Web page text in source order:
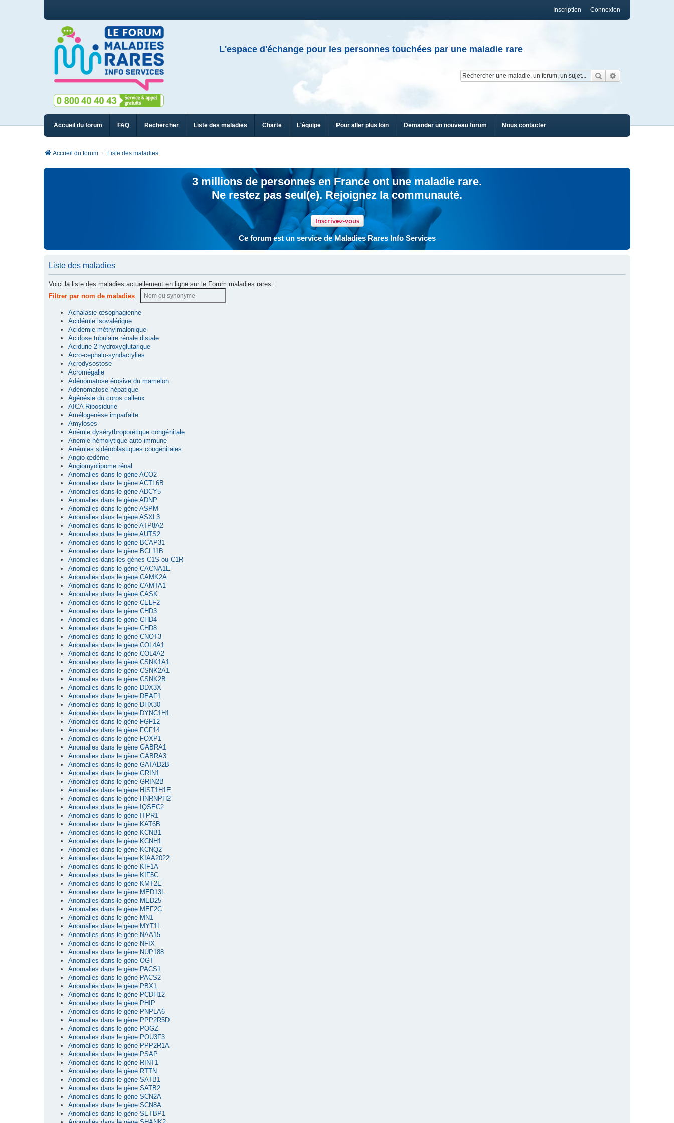
Connexion
Inscription
L'espace d'échange pour les personnes touchées par une maladie rare
Rechercher
Accueil du forum FAQ Rechercher Liste des maladies Charte L'équipe Pour aller plus loin Demander un nouveau forum Nous contacter
Accueil du forum Liste des maladies
3 millions de personnes en France ont une maladie rare.
Ne restez pas seul(e). Rejoignez la communauté.
Inscrivez-vous
Ce forum est un service de Maladies Rares Info Services
Liste des maladies
Voici la liste des maladies actuellement en ligne sur le Forum maladies rares :
Filtrer par nom de maladies
Achalasie œsophagienne
Acidémie isovalérique
Acidémie méthylmalonique
Acidose tubulaire rénale distale
Acidurie 2-hydroxyglutarique
Acro-cephalo-syndactylies
Acrodysostose
Acromégalie
Adénomatose érosive du mamelon
Adénomatose hépatique
Agénésie du corps calleux
AICA Ribosidurie
Amélogenèse imparfaite
Amyloses
Anémie dysérythropoïétique congénitale
Anémie hémolytique auto-immune
Anémies sidéroblastiques congénitales
Angio-œdème
Angiomyolipome rénal
Anomalies dans le gène ACO2
Anomalies dans le gène ACTL6B
Anomalies dans le gène ADCY5
Anomalies dans le gène ADNP
Anomalies dans le gène ASPM
Anomalies dans le gène ASXL3
Anomalies dans le gène ATP8A2
Anomalies dans le gène AUTS2
Anomalies dans le gène BCAP31
Anomalies dans le gène BCL11B
Anomalies dans les gènes C1S ou C1R
Anomalies dans le gène CACNA1E
Anomalies dans le gène CAMK2A
Anomalies dans le gène CAMTA1
Anomalies dans le gène CASK
Anomalies dans le gène CELF2
Anomalies dans le gène CHD3
Anomalies dans le gène CHD4
Anomalies dans le gène CHD8
Anomalies dans le gène CNOT3
Anomalies dans le gène COL4A1
Anomalies dans le gène COL4A2
Anomalies dans le gène CSNK1A1
Anomalies dans le gène CSNK2A1
Anomalies dans le gène CSNK2B
Anomalies dans le gène DDX3X
Anomalies dans le gène DEAF1
Anomalies dans le gène DHX30
Anomalies dans le gène DYNC1H1
Anomalies dans le gène FGF12
Anomalies dans le gène FGF14
Anomalies dans le gène FOXP1
Anomalies dans le gène GABRA1
Anomalies dans le gène GABRA3
Anomalies dans le gène GATAD2B
Anomalies dans le gène GRIN1
Anomalies dans le gène GRIN2B
Anomalies dans le gène HIST1H1E
Anomalies dans le gène HNRNPH2
Anomalies dans le gène IQSEC2
Anomalies dans le gène ITPR1
Anomalies dans le gène KAT6B
Anomalies dans le gène KCNB1
Anomalies dans le gène KCNH1
Anomalies dans le gène KCNQ2
Anomalies dans le gène KIAA2022
Anomalies dans le gène KIF1A
Anomalies dans le gène KIF5C
Anomalies dans le gène KMT2E
Anomalies dans le gène MED13L
Anomalies dans le gène MED25
Anomalies dans le gène MEF2C
Anomalies dans le gène MN1
Anomalies dans le gène MYT1L
Anomalies dans le gène NAA15
Anomalies dans le gène NFIX
Anomalies dans le gène NUP188
Anomalies dans le gène OGT
Anomalies dans le gène PACS1
Anomalies dans le gène PACS2
Anomalies dans le gène PBX1
Anomalies dans le gène PCDH12
Anomalies dans le gène PHIP
Anomalies dans le gène PNPLA6
Anomalies dans le gène PPP2R5D
Anomalies dans le gène POGZ
Anomalies dans le gène POU3F3
Anomalies dans le gène PPP2R1A
Anomalies dans le gène PSAP
Anomalies dans le gène RINT1
Anomalies dans le gène RTTN
Anomalies dans le gène SATB1
Anomalies dans le gène SATB2
Anomalies dans le gène SCN2A
Anomalies dans le gène SCN8A
Anomalies dans le gène SETBP1